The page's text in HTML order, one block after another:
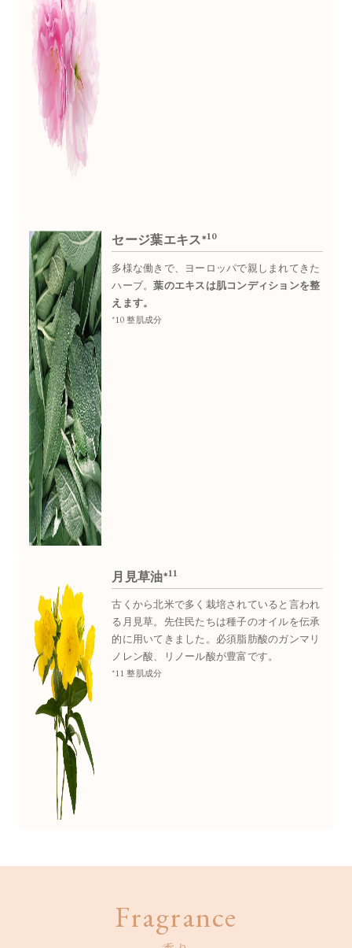
セージ葉エキス*10
多様な働きで、ヨーロッパで親しまれてきた
ハーブ。葉のエキスは肌コンディションを整
えます。
*10 整肌成分
月見草油*11
古くから北米で多く栽培されていると言われ
る月見草。先住民たちは種子のオイルを伝承
的に用いてきました。必須脂肪酸のガンマリ
ノレン酸、リノール酸が豊富です。
*11 整肌成分
Fragrance